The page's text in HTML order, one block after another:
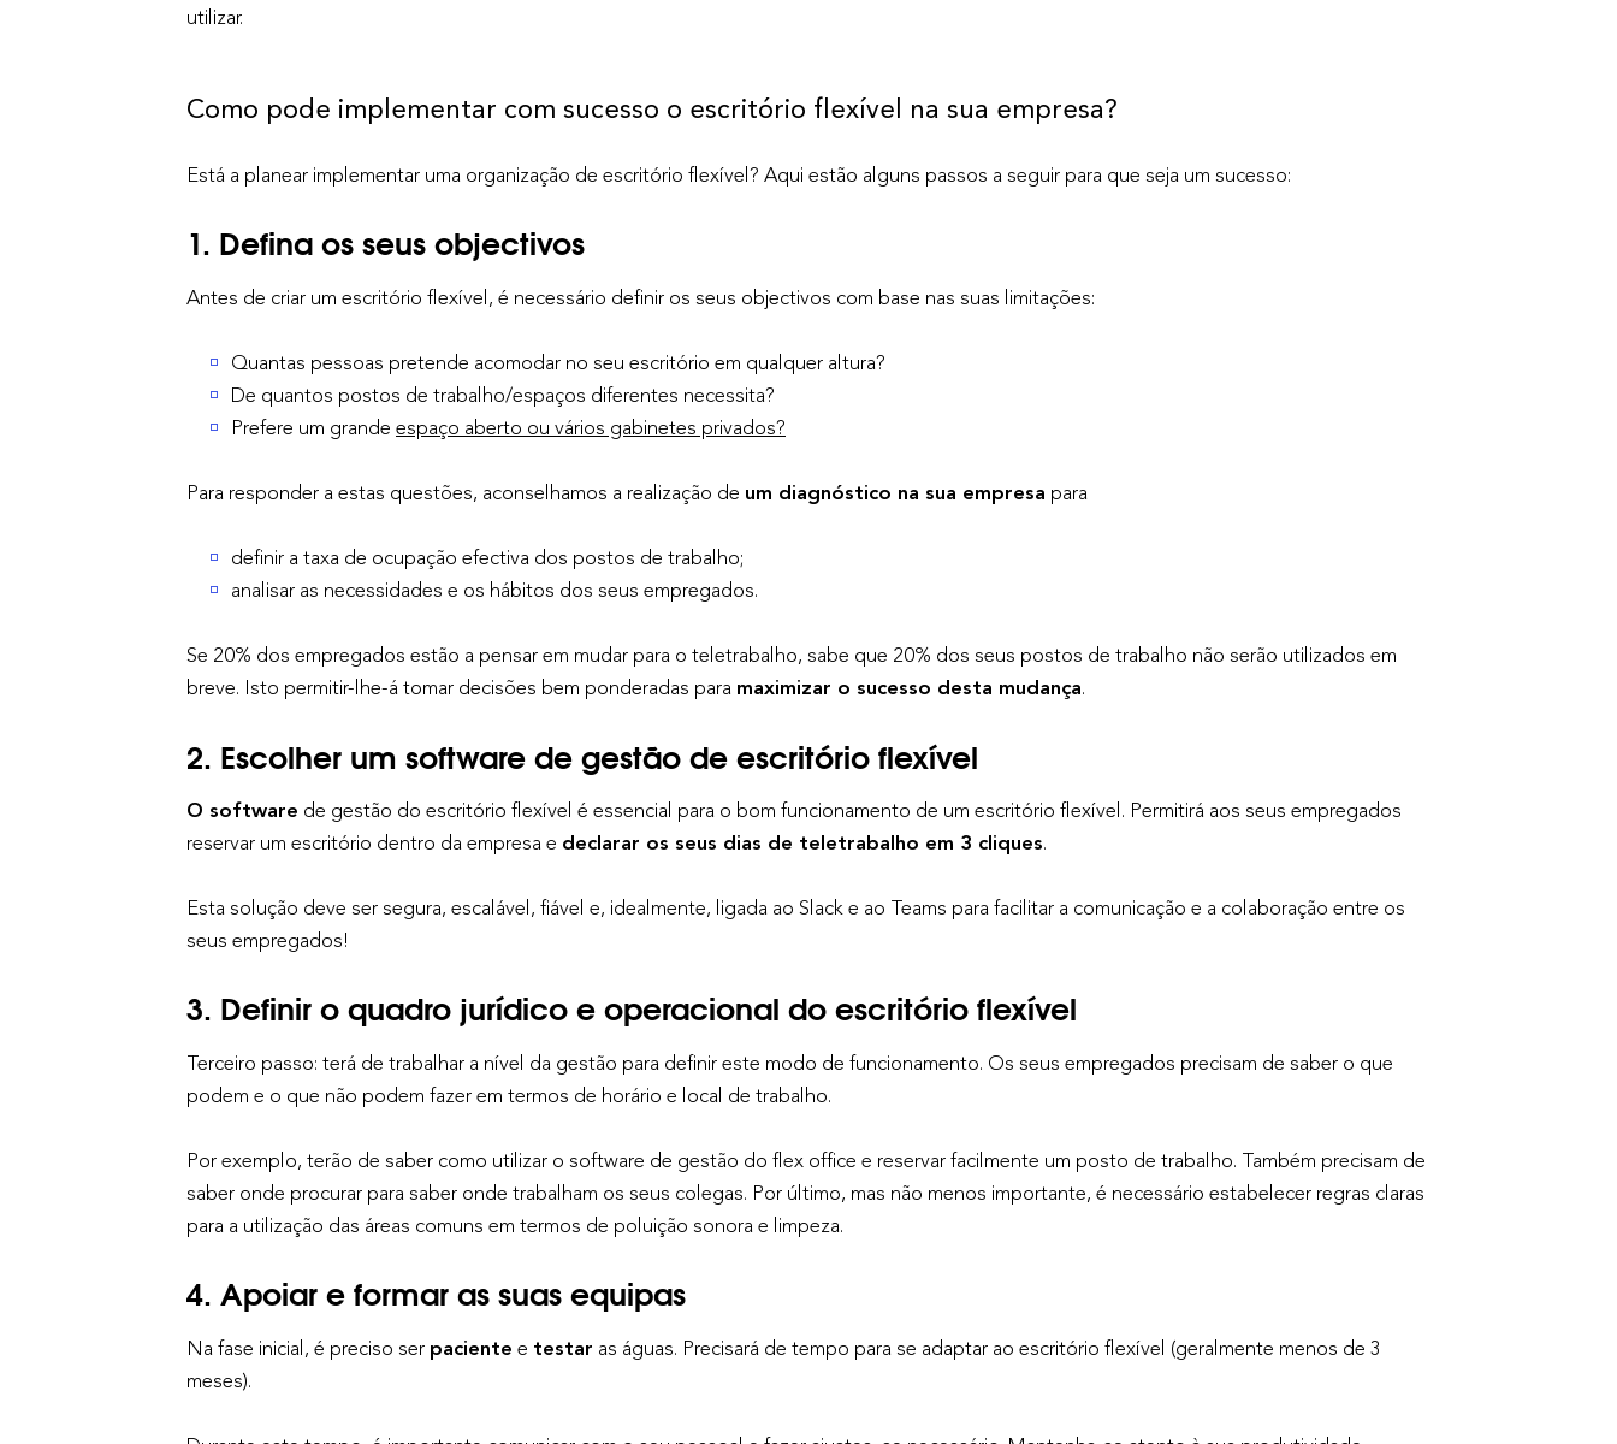
utilizar.
Como pode implementar com sucesso o escritório flexível na sua empresa?
Está a planear implementar uma organização de escritório flexível? Aqui estão alguns passos a seguir para que seja um sucesso:
1. Defina os seus objectivos
Antes de criar um escritório flexível, é necessário definir os seus objectivos com base nas suas limitações:
Quantas pessoas pretende acomodar no seu escritório em qualquer altura?
De quantos postos de trabalho/espaços diferentes necessita?
Prefere um grande espaço aberto ou vários gabinetes privados?
Para responder a estas questões, aconselhamos a realização de um diagnóstico na sua empresa para
definir a taxa de ocupação efectiva dos postos de trabalho;
analisar as necessidades e os hábitos dos seus empregados.
Se 20% dos empregados estão a pensar em mudar para o teletrabalho, sabe que 20% dos seus postos de trabalho não serão utilizados em
breve. Isto permitir-lhe-á tomar decisões bem ponderadas para maximizar o sucesso desta mudança.
2. Escolher um software de gestão de escritório flexível
O software de gestão do escritório flexível é essencial para o bom funcionamento de um escritório flexível. Permitirá aos seus empregados
reservar um escritório dentro da empresa e declarar os seus dias de teletrabalho em 3 cliques.
Esta solução deve ser segura, escalável, fiável e, idealmente, ligada ao Slack e ao Teams para facilitar a comunicação e a colaboração entre os
seus empregados!
3. Definir o quadro jurídico e operacional do escritório flexível
Terceiro passo: terá de trabalhar a nível da gestão para definir este modo de funcionamento. Os seus empregados precisam de saber o que
podem e o que não podem fazer em termos de horário e local de trabalho.
Por exemplo, terão de saber como utilizar o software de gestão do flex office e reservar facilmente um posto de trabalho. Também precisam de
saber onde procurar para saber onde trabalham os seus colegas. Por último, mas não menos importante, é necessário estabelecer regras claras
para a utilização das áreas comuns em termos de poluição sonora e limpeza.
4. Apoiar e formar as suas equipas
Na fase inicial, é preciso ser paciente e testar as águas. Precisará de tempo para se adaptar ao escritório flexível (geralmente menos de 3
meses).